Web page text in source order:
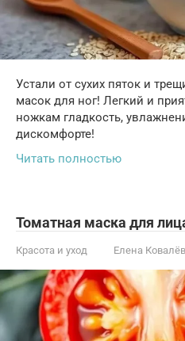
Устали от сухих пяток и
масок для ног! Легкий и
ножкам гладкость,
дискомфорте!
Читать полностью
Томатная маска для
Красота и уход Елена